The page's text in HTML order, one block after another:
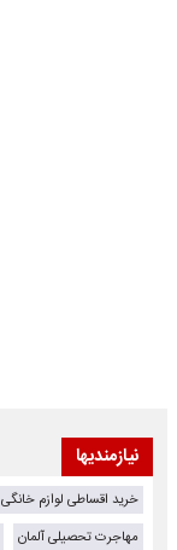
نیازمندیها
خرید اقساطی لوازم خانگی
مهاجرت تحصیلی آلمان